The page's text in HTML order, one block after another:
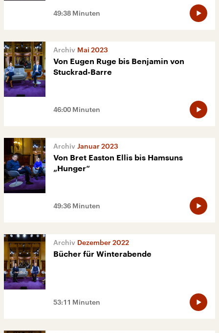
49:38 Minuten
Mai 2023
Von Eugen Ruge bis Benjamin von
Stuckrad-Barre
46:00 Minuten
Januar 2023
Von Bret Easton Ellis bis Hamsuns
„Hunger“
49:36 Minuten
Dezember 2022
Bücher für Winterabende
53:11 Minuten